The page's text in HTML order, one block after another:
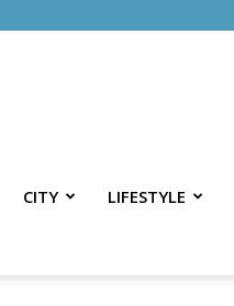
CITY LIFESTYLE